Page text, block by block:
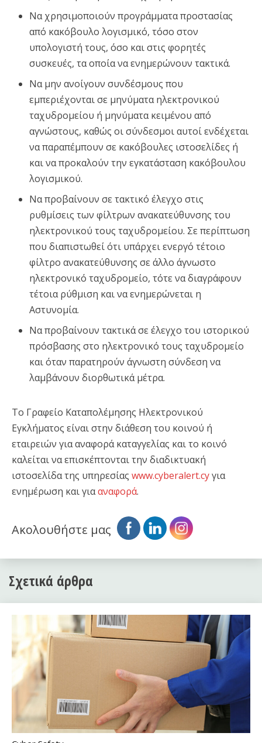
Να χρησιμοποιούν προγράμματα προστασίας
από κακόβουλο λογισμικό, τόσο στον
υπολογιστή τους, όσο και στις φορητές
συσκευές, τα οποία να ενημερώνουν τακτικά.
Να μην ανοίγουν συνδέσμους που
εμπεριέχονται σε μηνύματα ηλεκτρονικού
ταχυδρομείου ή μηνύματα κειμένου από
αγνώστους, καθώς οι σύνδεσμοι αυτοί ενδέχεται
να παραπέμπουν σε κακόβουλες ιστοσελίδες ή
και να προκαλούν την εγκατάσταση κακόβουλου
λογισμικού.
Να προβαίνουν σε τακτικό έλεγχο στις
ρυθμίσεις των φίλτρων ανακατεύθυνσης του
ηλεκτρονικού τους ταχυδρομείου. Σε περίπτωση
που διαπιστωθεί ότι υπάρχει ενεργό τέτοιο
φίλτρο ανακατεύθυνσης σε άλλο άγνωστο
ηλεκτρονικό ταχυδρομείο, τότε να διαγράφουν
τέτοια ρύθμιση και να ενημερώνεται η
Αστυνομία.
Να προβαίνουν τακτικά σε έλεγχο του ιστορικού
πρόσβασης στο ηλεκτρονικό τους ταχυδρομείο
και όταν παρατηρούν άγνωστη σύνδεση να
λαμβάνουν διορθωτικά μέτρα.
Το Γραφείο Καταπολέμησης Ηλεκτρονικού
Εγκλήματος είναι στην διάθεση του κοινού ή
εταιρειών για αναφορά καταγγελίας και το κοινό
καλείται να επισκέπτονται την διαδικτυακή
ιστοσελίδα της υπηρεσίας www.cyberalert.cyγια
ενημέρωση και γιααναφορά.
Ακολουθήστε μας
Σχετικά άρθρα